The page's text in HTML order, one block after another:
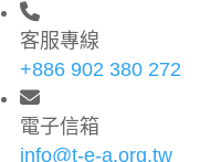
客服專線
+886 902 380 272
電子信箱
info@t-e-a.org.tw